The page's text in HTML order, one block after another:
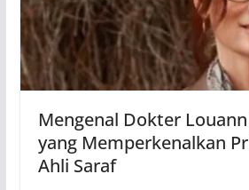
Mengenal Dokter
yang Memperkenalkan
Ahli Saraf